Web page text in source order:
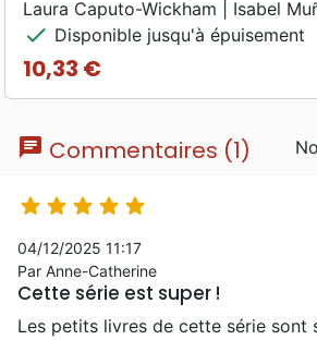
Laura Caputo-Wickham | Isabel
check Disponible jusqu'à épuisement
Prix
10,33 €
chat Commentaires (1)
    
04/12/2025 11:17
Par Anne-Catherine
Cette série est super !
Les petits livres de cette série sont